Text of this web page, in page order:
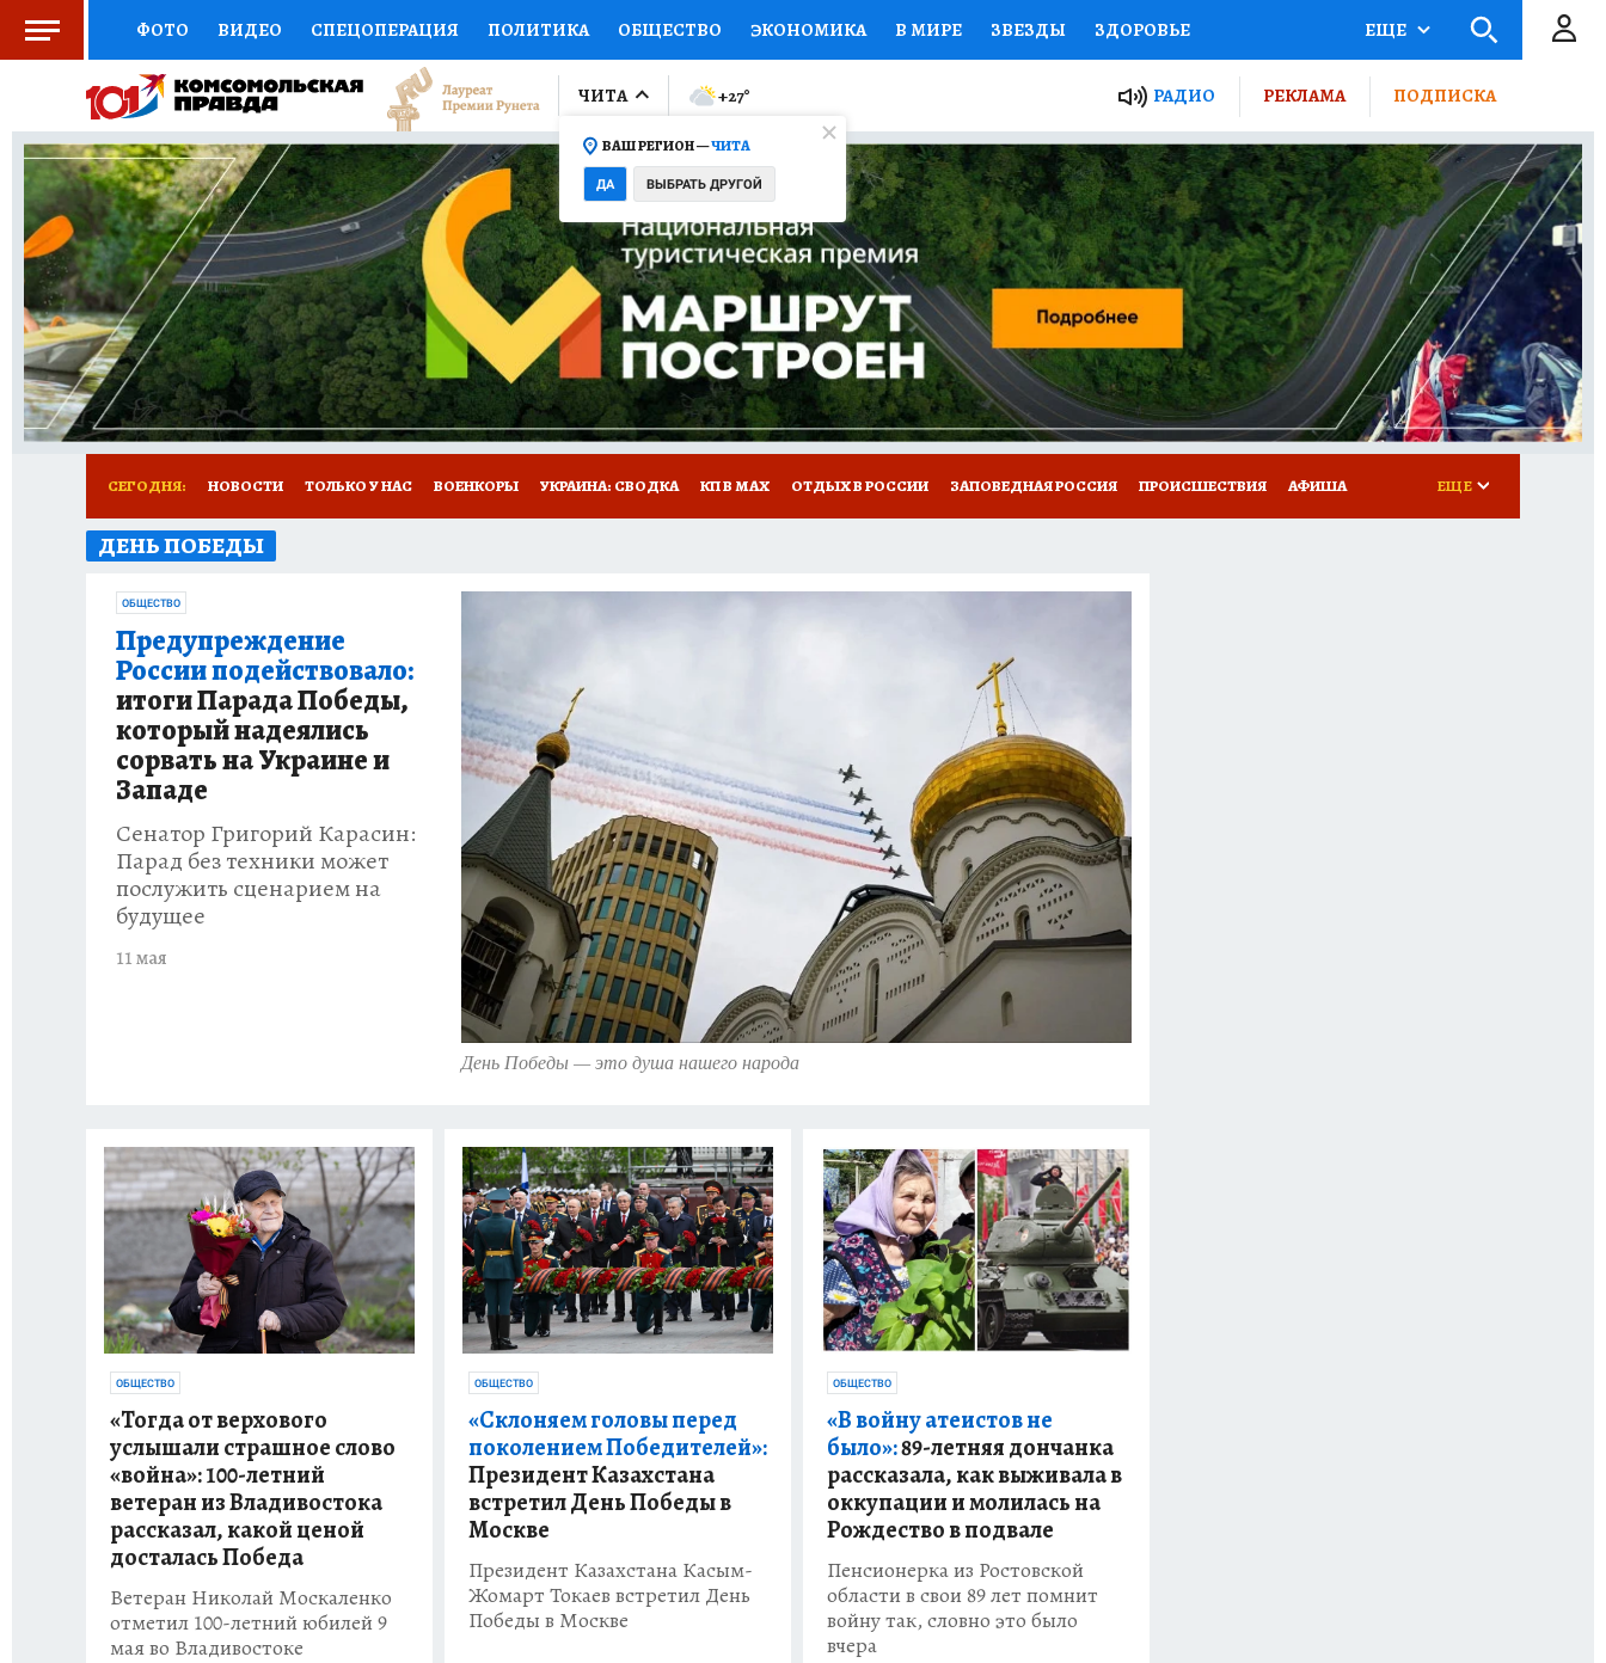
ФОТО ВИДЕО СПЕЦОПЕРАЦИЯ ПОЛИТИКА ОБЩЕСТВО ЭКОНОМИКА В МИРЕ ЗВЕЗДЫ ЗДОРОВЬЕ
СОЦПОДДЕРЖКА НАУКА СПОРТ КОЛУМНИСТЫ ПРОИСШЕСТВИЯ НАЦИОНАЛЬНЫЕ ПРОЕКТЫ РОССИИ
ВЫБОР ЭКСПЕРТОВ ДОКТОР ФИНАНСЫ ОТКРЫВАЕМ МИР СЕМЬЯ ЖЕНСКИЕ СЕКРЕТЫ ПУТЕВОДИТЕЛЬ
КНИЖНАЯ ПОЛКА ПРОГНОЗЫ НА СПОРТ ПРОМОКОДЫ СЕРИАЛЫ СПЕЦПРОЕКТЫ ДЕФИЦИТ ЖЕЛЕЗА ТУРИЗМ
ПРЕСС-ЦЕНТР НЕДВИЖИМОСТЬ ТЕЛЕВИЗОР КОЛЛЕКЦИИ КОНКУРСЫ РАБОТА У НАС ГИД ПОТРЕБИТЕЛЯ ВСЕ О КП
РАДИО КП РЕКЛАМА ТЕСТЫ НОВОЕ НА САЙТЕ
ЕЩЕ
ЧИТА
ВАШ РЕГИОН —ЧИТА
ДА ВЫБРАТЬ ДРУГОЙ
+27° РАДИО РЕКЛАМА ПОДПИСКА
СЕГОДНЯ: НОВОСТИ ТОЛЬКО У НАС ВОЕНКОРЫ УКРАИНА: СВОДКА КП В МАХ ОТДЫХ В РОССИИ ЗАПОВЕДНАЯ РОССИЯ ПРОИСШЕСТВИЯ АФИША
ИСПЫТАНО НА СЕБЕ
ЕЩЕ
ДЕНЬ ПОБЕДЫ
День Победы — это душа нашего народа
ОБЩЕСТВО
Предупреждение
России подействовало:
итоги Парада Победы,
который надеялись
сорвать на Украине и
Западе
Сенатор Григорий Карасин:
Парад без техники может
послужить сценарием на
будущее
11 мая
ОБЩЕСТВО
«Тогда от верхового
услышали страшное слово
«война»: 100-летний
ветеран из Владивостока
рассказал, какой ценой
досталась Победа
Ветеран Николай Москаленко
отметил 100-летний юбилей 9
мая во Владивостоке
ОБЩЕСТВО
«Склоняем головы перед
поколением Победителей»:
Президент Казахстана
встретил День Победы в
Москве
Президент Казахстана Касым-
Жомарт Токаев встретил День
Победы в Москве
ОБЩЕСТВО
«В войну атеистов не
было»:89-летняя дончанка
рассказала, как выживала в
оккупации и молилась на
Рождество в подвале
Пенсионерка из Ростовской
области в свои 89 лет помнит
войну так, словно это было
вчера